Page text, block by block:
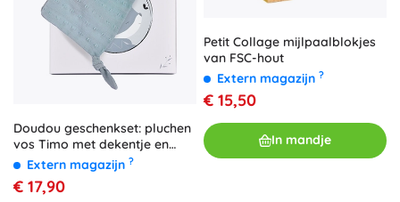
Doudou geschenkset: pluchen
vos Timo met dekentje en
speenhouder 20 cm
Extern magazijn ?
€ 17,90
Petit Collage mijlpaalblokjes
van FSC-hout
Extern magazijn ?
€ 15,50
In mandje